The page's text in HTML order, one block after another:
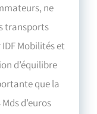
ne
transports
Mobilités et
d’équilibre
que la
d’euros